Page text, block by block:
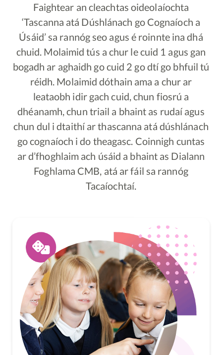
Faightear an cleachtas oideolaíochta
‘Tascanna atá Dúshlánach go Cognaíoch a
Úsáid’ sa rannóg seo agus é roinnte ina dhá
chuid. Molaimid tús a chur le cuid 1 agus gan
bogadh ar aghaidh go cuid 2 go dtí go bhfuil tú
réidh. Molaimid dóthain ama a chur ar
leataobh idir gach cuid, chun fiosrú a
dhéanamh, chun triail a bhaint as rudaí agus
chun dul i dtaithí ar thascanna atá dúshlánach
go cognaíoch i do theagasc. Coinnigh cuntas
ar d’fhoghlaim ach úsáid a bhaint as Dialann
Foghlama CMB, atá ar fáil sa rannóg
Tacaíochtaí.